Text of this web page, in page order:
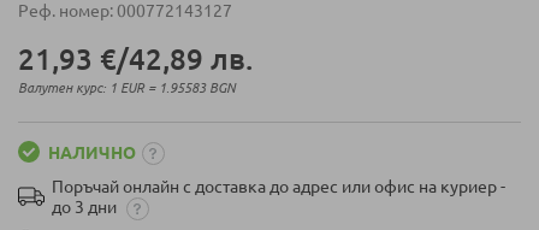
снимки
Реф. номер 000772143127
21,93 €/42,89 лв.
Валутен курс: 1 EUR = 1.95583 BGN
НАЛИЧНО
Поръчай онлайн с доставка до адрес или офис на куриер -
до 3 дни